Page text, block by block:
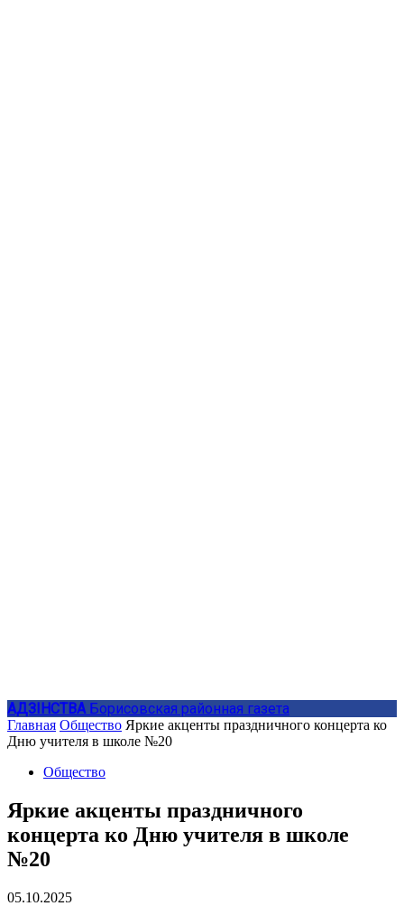
АДЗIНСТВА Борисовская районная газета
Главная Общество Яркие акценты праздничного концерта ко
Дню учителя в школе №20
Общество
Яркие акценты праздничного
концерта ко Дню учителя в школе
№20
05.10.2025